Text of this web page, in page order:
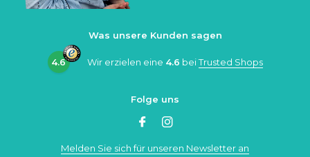
Was unsere Kunden sagen
4.6 Wir erzielen eine 4.6 beiTrusted Shops
Folge uns
Melden Sie sich für unseren Newsletter an